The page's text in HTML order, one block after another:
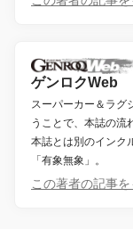
ゲンロクWeb
スーパーカー＆ラグ
うことで、本誌の流
本誌とは別のインク
「有象無象」。
この著者の記事